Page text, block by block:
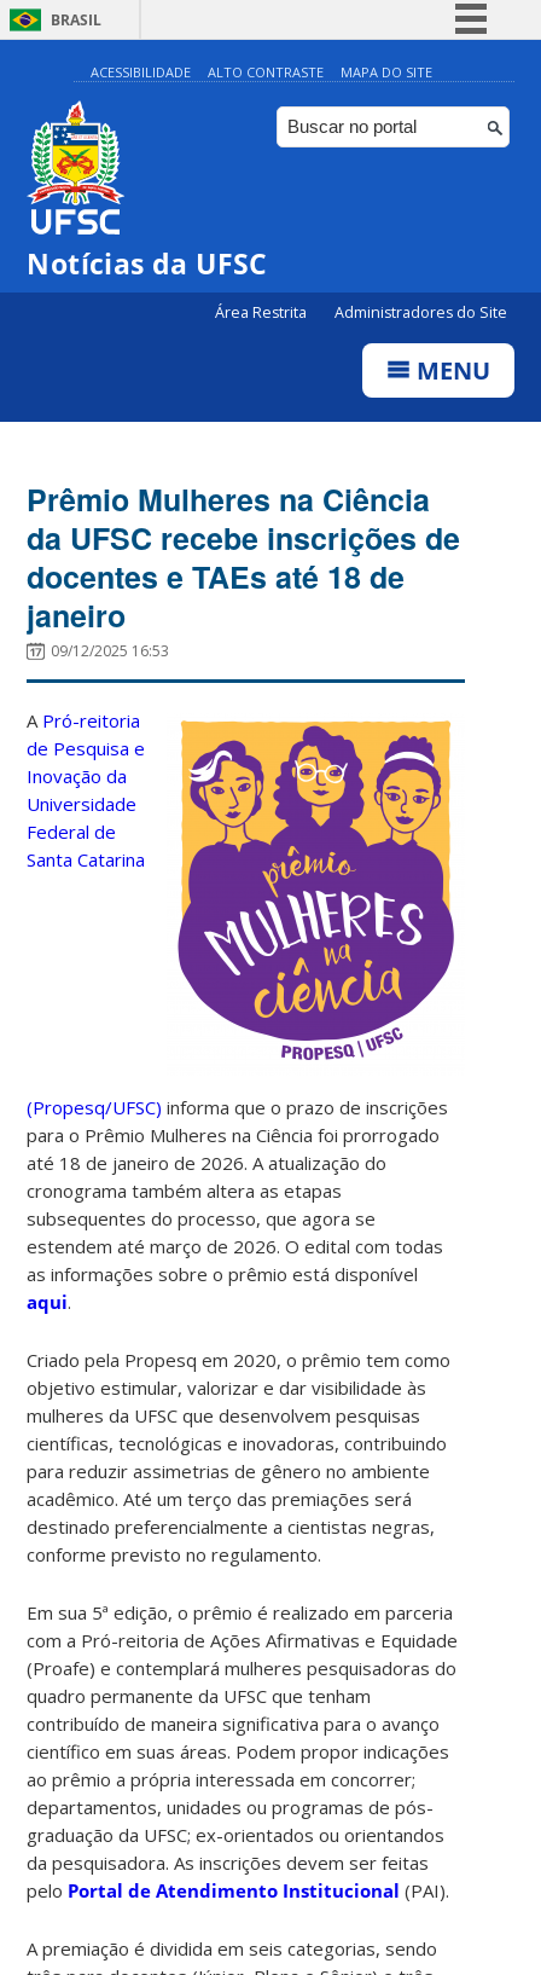
BRASIL
Simplifique!
Comunica BR
Participe
ACESSIBILIDADE ALTO CONTRASTE MAPA DO SITE
Notícias da UFSC
Área Restrita Administradores do Site
MENU
Prêmio Mulheres na Ciência
da UFSC recebe inscrições de
docentes e TAEs até 18 de
janeiro
09/12/2025 16:53
A Pró-reitoria
de Pesquisa e
Inovação da
Universidade
Federal de
Santa Catarina
(Propesq/UFSC) informa que o prazo de inscrições
para o Prêmio Mulheres na Ciência foi prorrogado
até 18 de janeiro de 2026. A atualização do
cronograma também altera as etapas
subsequentes do processo, que agora se
estendem até março de 2026. O edital com todas
as informações sobre o prêmio está disponível
aqui.
Criado pela Propesq em 2020, o prêmio tem como
objetivo estimular, valorizar e dar visibilidade às
mulheres da UFSC que desenvolvem pesquisas
científicas, tecnológicas e inovadoras, contribuindo
para reduzir assimetrias de gênero no ambiente
acadêmico. Até um terço das premiações será
destinado preferencialmente a cientistas negras,
conforme previsto no regulamento.
Em sua 5ª edição, o prêmio é realizado em parceria
com a Pró-reitoria de Ações Afirmativas e Equidade
(Proafe) e contemplará mulheres pesquisadoras do
quadro permanente da UFSC que tenham
contribuído de maneira significativa para o avanço
científico em suas áreas. Podem propor indicações
ao prêmio a própria interessada em concorrer;
departamentos, unidades ou programas de pós-
graduação da UFSC; ex-orientados ou orientandos
da pesquisadora. As inscrições devem ser feitas
pelo Portal de Atendimento Institucional (PAI).
A premiação é dividida em seis categorias, sendo